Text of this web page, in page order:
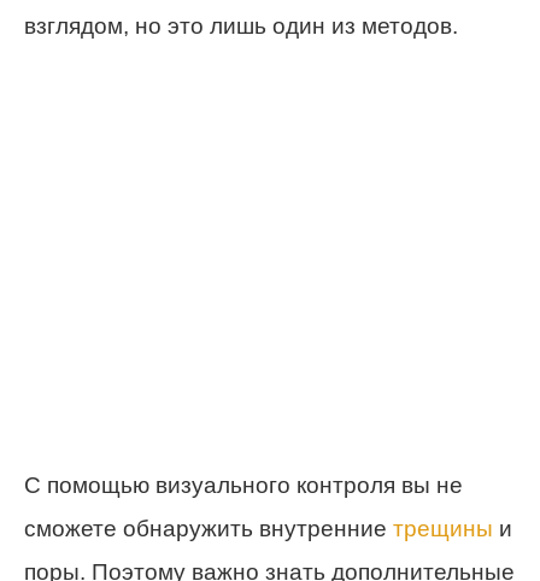
взглядом, но это лишь один из методов.
С помощью визуального контроля вы не
сможете обнаружить внутренние трещины и
поры. Поэтому важно знать дополнительные